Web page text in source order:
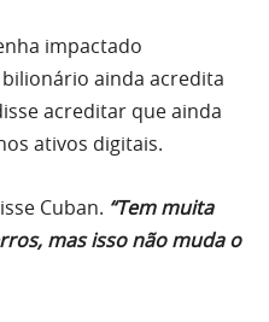
impactado
ainda acredita
acreditar que ainda
ativos digitais.
Cuban. “Tem muita
mas isso não muda o